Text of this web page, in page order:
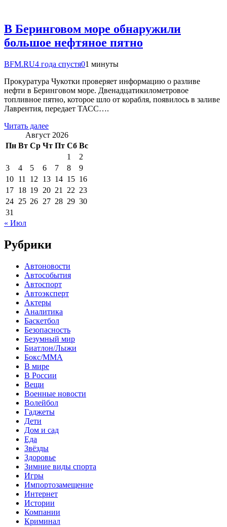
В Беринговом море обнаружили
большое нефтяное пятно
BFM.RU4 года спустя01 минуты
Прокуратура Чукотки проверяет информацию о разливе
нефти в Беринговом море. Двенадцатикилометровое
топливное пятно, которое шло от корабля, появилось в заливе
Лаврентия, передает ТАСС….
Читать далее
Август 2026
Пн Вт Ср Чт Пт Сб Вс
1
2
3
4 5 6 7 8
9
10 11 12 13 14 15 16
17 18 19 20 21 22 23
24 25 26 27 28 29 30
31
« Июл
Рубрики
Автоновости
Автособытия
Автоспорт
Автоэксперт
Актеры
Аналитика
Баскетбол
Безопасность
Безумный мир
Биатлон/Лыжи
Бокс/MMA
В мире
В России
Вещи
Военные новости
Волейбол
Гаджеты
Дети
Дом и сад
Еда
Звёзды
Здоровье
Зимние виды спорта
Игры
Импортозамещение
Интернет
Истории
Компании
Криминал